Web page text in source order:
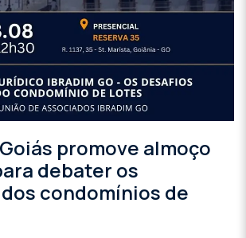
Goiás promove almoço
debater os
condomínios de